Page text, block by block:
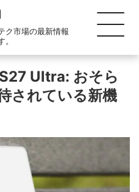
ク市場の最新情報
Ultra: おそら
されている新機